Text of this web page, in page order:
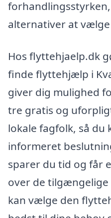
alternativer at vælge
Hos flyttehjaelp.dk
finde flyttehjælp i
giver dig mulighed
tre gratis og
lokale fagfolk, så
informeret
sparer du tid og får
over de tilgængelige
kan vælge den